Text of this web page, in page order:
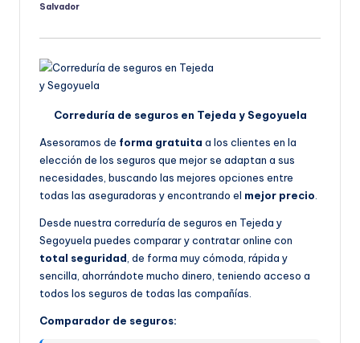
Publicado
Salvador
Correduría de seguros en Tejeda y Segoyuela
Asesoramos de forma gratuita a los clientes en la
elección de los seguros que mejor se adaptan a sus
necesidades, buscando las mejores opciones entre
todas las aseguradoras y encontrando el mejor precio.
Desde nuestra correduría de seguros en Tejeda y
Segoyuela puedes comparar y contratar online con
total seguridad, de forma muy cómoda, rápida y
sencilla, ahorrándote mucho dinero, teniendo acceso a
todos los seguros de todas las compañías.
Comparador de seguros: